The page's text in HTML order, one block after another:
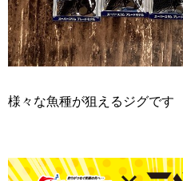
様々な魚種が狙えるジグです